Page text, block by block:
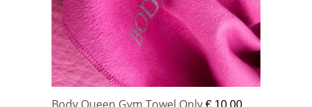
€ 10,00